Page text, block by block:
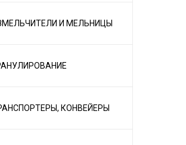
И МЕЛЬНИЦЫ
КОНВЕЙЕРЫ